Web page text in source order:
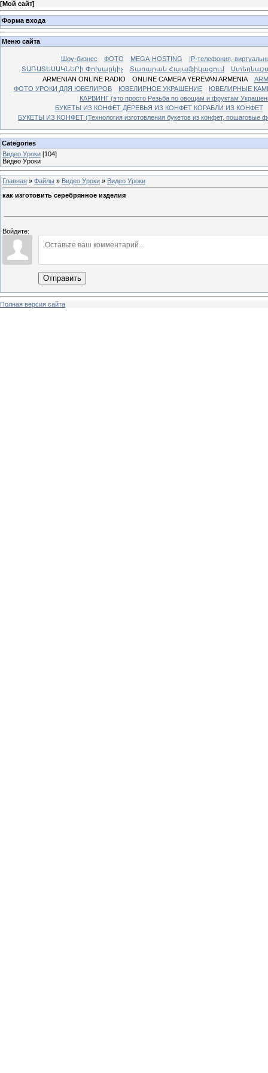
[Мой сайт]
Форма входа
Меню сайта
Шоу-бизнес ФОТО MEGA-HOSTING
IP-телефония,
ՏԱՌԱՏԵՍԱԿՆԵՐի Փոխարկիչ
Տառարան Հայաֆիկացում
ARMENIAN ONLINE RADIO
ONLINE CAMERA YEREVAN ARMENIA
ФОТО УРОКИ ДЛЯ ЮВЕЛИРОВ
ЮВЕЛИРНОЕ УКРАШЕНИЕ
ЮВЕЛИРНЫЕ
КАРВИНГ (это просто Резьба по овощам и фруктам
БУКЕТЫ ИЗ КОНФЕТ ДЕРЕВЬЯ ИЗ КОНФЕТ КОРАБЛИ ИЗ КОНФЕТ
БУКЕТЫ ИЗ КОНФЕТ (Технология изготовления букетов из конфет, пошаговые
Categories
Видео Уроки [104]
Видео Уроки
Главная » Файлы » Видео Уроки » Видео Уроки
как изготовить серебрянное изделия
Войдите:
Отправить
Полная версия сайта